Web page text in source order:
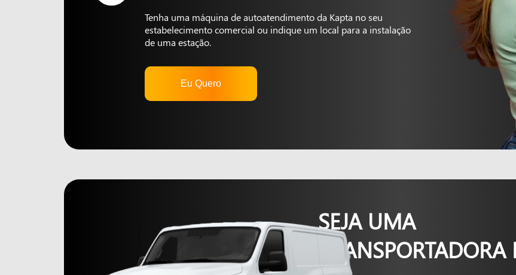
Tenha uma máquina de autoatendimento da Kapta no seu
estabelecimento comercial ou indique um local para a instalação
de uma estação.
Eu Quero
SEJA UMA
TRANSPORTADORA